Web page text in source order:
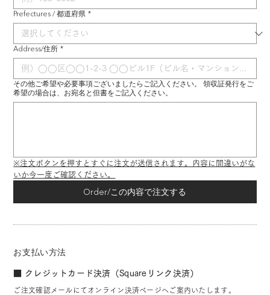
Prefectures / 都道府県 *
Address/住所 *
その他ご希望や必要事項ございましたらご記入ください。 領収証発行をご
希望の場合は、お宛名と但書をご記入ください。
※注文ボタンを押すとすぐに注文が送信されます。内容に間違いがな
いか今一度ご確認ください。
Order/この内容で注文する
お支払い方法
■ クレジットカード決済（Squareリンク決済）
ご注文確認メールにてオンライン決済ページへご案内いたします。